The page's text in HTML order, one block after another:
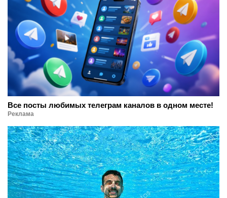
Все посты любимых телеграм каналов в одном месте!
Реклама